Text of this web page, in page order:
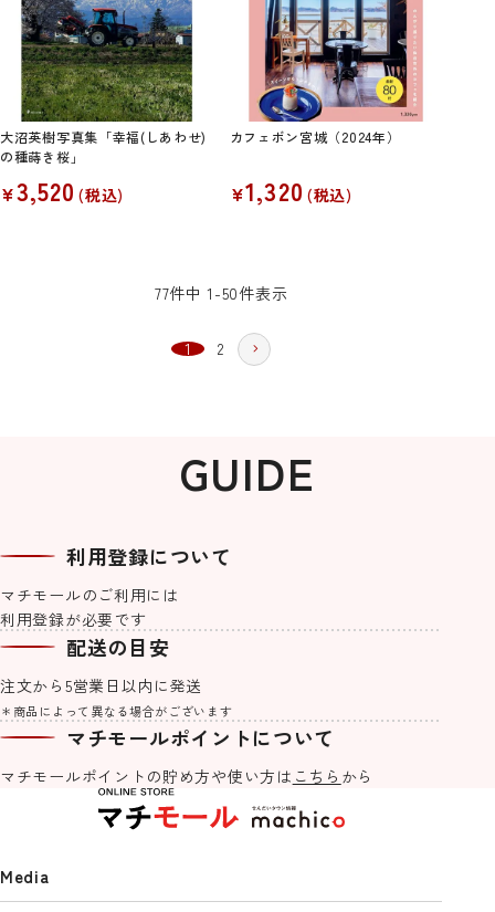
大沼英樹写真集「幸福(しあわせ)
の種蒔き桜」
¥3,520 税込
カフェボン宮城（2024年）
¥1,320 税込
77件中 1 -50件表示
1 2
GUIDE
利用登録について
マチモールのご利用には
利用登録が必要です
配送の目安
注文から5営業日以内に発送
＊商品によって異なる場合がございます
マチモールポイントについて
マチモールポイントの貯め方や使い方は こちら から
Media